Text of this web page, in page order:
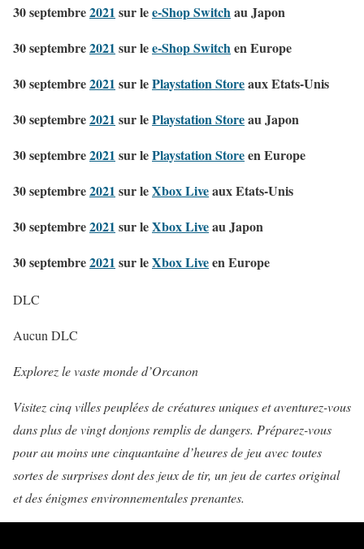
30 septembre2021 sur lee-Shop Switchau Japon
30 septembre2021 sur lee-Shop Switchen Europe
30 septembre2021 sur lePlaystation Storeaux Etats-Unis
30 septembre2021 sur lePlaystation Storeau Japon
30 septembre2021 sur lePlaystation Storeen Europe
30 septembre2021 sur leXbox Liveaux Etats-Unis
30 septembre2021 sur leXbox Liveau Japon
30 septembre2021 sur leXbox Liveen Europe
DLC
Aucun DLC
Explorez le vaste monde d’Orcanon
Visitez cinq villes peuplées de créatures uniques et aventurez-vous
dans plus de vingt donjons remplis de dangers. Préparez-vous
pour au moins une cinquantaine d’heures de jeu avec toutes
sortes de surprises dont des jeux de tir, un jeu de cartes original
et des énigmes environnementales prenantes.